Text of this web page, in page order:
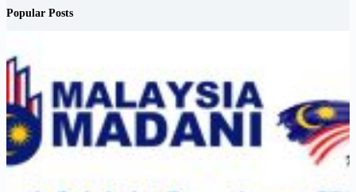
Popular Posts